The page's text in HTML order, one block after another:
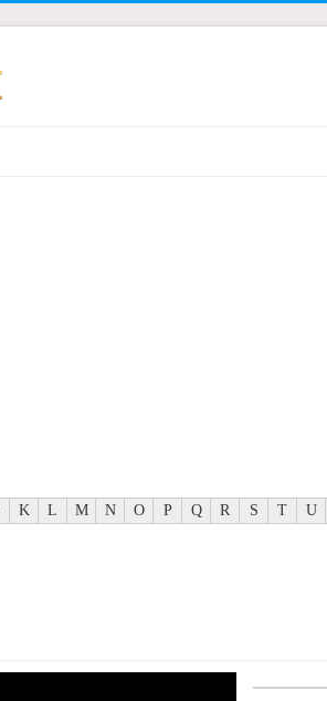
K L M N O P Q R S T U